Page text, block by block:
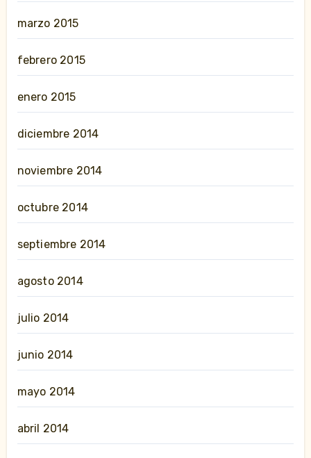
marzo 2015
febrero 2015
enero 2015
diciembre 2014
noviembre 2014
octubre 2014
septiembre 2014
agosto 2014
julio 2014
junio 2014
mayo 2014
abril 2014